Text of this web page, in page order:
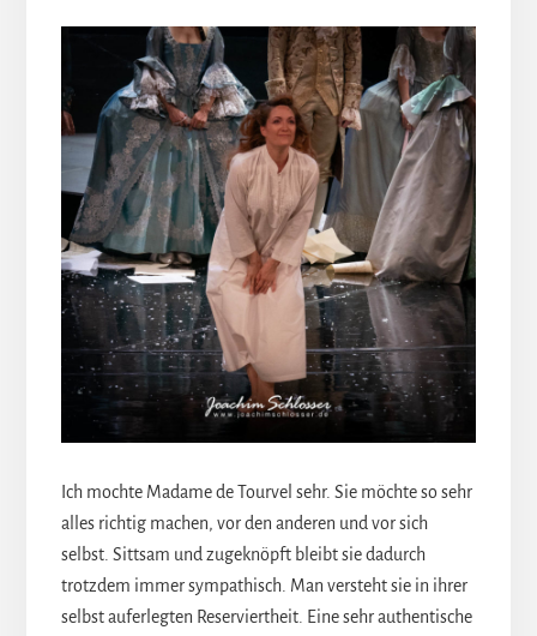
Ich mochte Madame de Tourvel sehr. Sie möchte so sehr
alles richtig machen, vor den anderen und vor sich
selbst. Sittsam und zugeknöpft bleibt sie dadurch
trotzdem immer sympathisch. Man versteht sie in ihrer
selbst auferlegten Reserviertheit. Eine sehr authentische